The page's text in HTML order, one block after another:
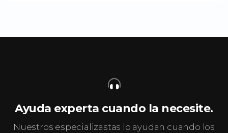
Ayuda experta cuando la necesite.
Nuestros especializastas lo ayudan cuando los